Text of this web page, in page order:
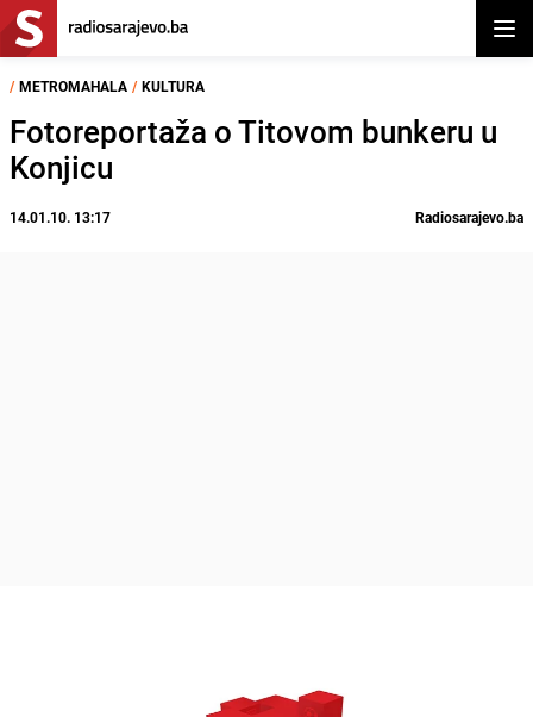
/ METROMAHALA / KULTURA
Fotoreportaža o Titovom bunkeru u
Konjicu
14.01.10. 13:17 Radiosarajevo.ba